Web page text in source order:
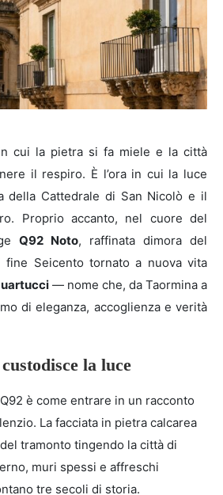
in cui la pietra si fa miele e la città
il respiro. È l’ora in cui la luce
della Cattedrale di San Nicolò e il
Proprio accanto, nel cuore del
Q92 Noto, raffinata dimora del
fine Seicento tornato a nuova vita
— nome che, da Taormina a
di eleganza, accoglienza e verità
la luce
è come entrare in un racconto
La facciata in pietra calcarea
tramonto tingendo la città di
muri spessi e affreschi
tre secoli di storia.